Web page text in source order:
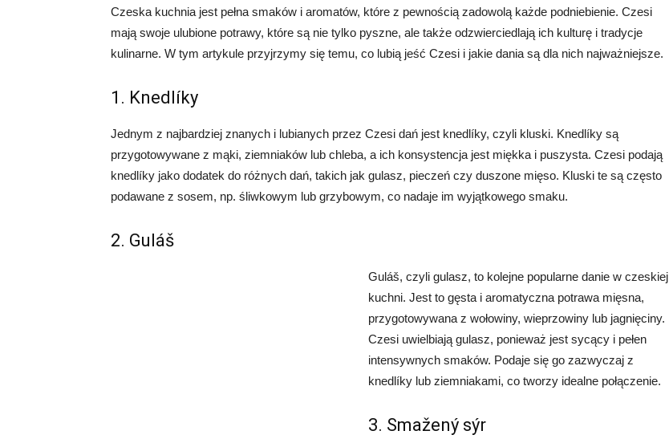
Czeska kuchnia jest pełna smaków i aromatów, które z pewnością zadowolą każde podniebienie. Czesi
mają swoje ulubione potrawy, które są nie tylko pyszne, ale także odzwierciedlają ich kulturę i tradycje
kulinarne. W tym artykule przyjrzymy się temu, co lubią jeść Czesi i jakie dania są dla nich najważniejsze.
1. Knedlíky
Jednym z najbardziej znanych i lubianych przez Czesi dań jest knedlíky, czyli kluski. Knedlíky są
przygotowywane z mąki, ziemniaków lub chleba, a ich konsystencja jest miękka i puszysta. Czesi podają
knedlíky jako dodatek do różnych dań, takich jak gulasz, pieczeń czy duszone mięso. Kluski te są często
podawane z sosem, np. śliwkowym lub grzybowym, co nadaje im wyjątkowego smaku.
2. Guláš
Guláš, czyli gulasz, to kolejne popularne danie w czeskiej
kuchni. Jest to gęsta i aromatyczna potrawa mięsna,
przygotowywana z wołowiny, wieprzowiny lub jagnięciny.
Czesi uwielbiają gulasz, ponieważ jest sycący i pełen
intensywnych smaków. Podaje się go zazwyczaj z
knedlíky lub ziemniakami, co tworzy idealne połączenie.
3. Smažený sýr